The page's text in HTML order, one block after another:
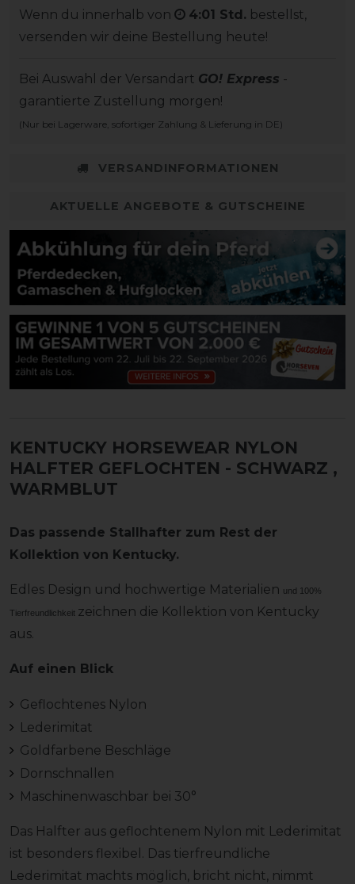
Wenn du innerhalb von 4:01 Std. bestellst,
versenden wir deine Bestellung heute!
Bei Auswahl der Versandart GO! Express -
garantierte Zustellung morgen!
(Nur bei Lagerware, sofortiger Zahlung & Lieferung in DE)
VERSANDINFORMATIONEN
AKTUELLE ANGEBOTE & GUTSCHEINE
KENTUCKY HORSEWEAR NYLON
HALFTER GEFLOCHTEN - SCHWARZ ,
WARMBLUT
Das passende Stallhafter zum Rest der
Kollektion von Kentucky.
Edles Design und hochwertige Materialien und 100%
Tierfreundlichkeit zeichnen die Kollektion von Kentucky
aus.
Auf einen Blick
Geflochtenes Nylon
Lederimitat
Goldfarbene Beschläge
Dornschnallen
Maschinenwaschbar bei 30°
Das Halfter aus geflochtenem Nylon mit Lederimitat
ist besonders flexibel. Das tierfreundliche
Lederimitat machts möglich, bricht nicht, nimmt